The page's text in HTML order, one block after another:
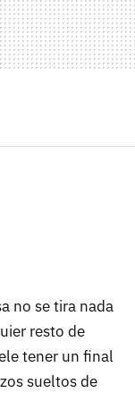
no se tira nada
resto de
tener un final
sueltos de